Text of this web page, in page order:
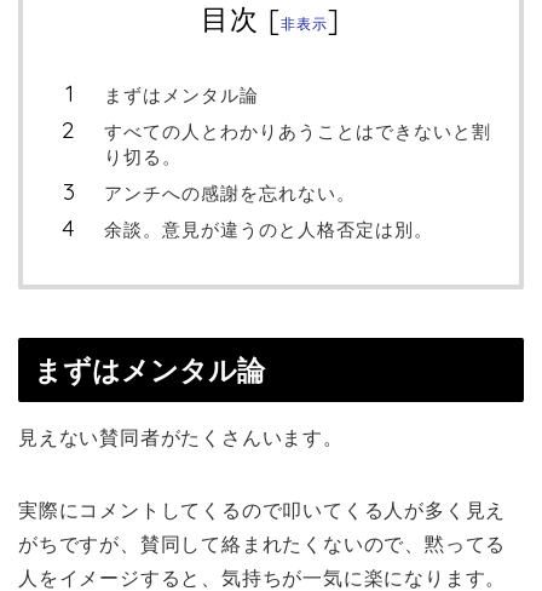
目次 [非表示]
まずはメンタル論
すべての人とわかりあうことはできないと割
り切る。
アンチへの感謝を忘れない。
余談。意見が違うのと人格否定は別。
まずはメンタル論
見えない賛同者がたくさんいます。
実際にコメントしてくるので叩いてくる人が多く見え
がちですが、賛同して絡まれたくないので、黙ってる
人をイメージすると、気持ちが一気に楽になります。